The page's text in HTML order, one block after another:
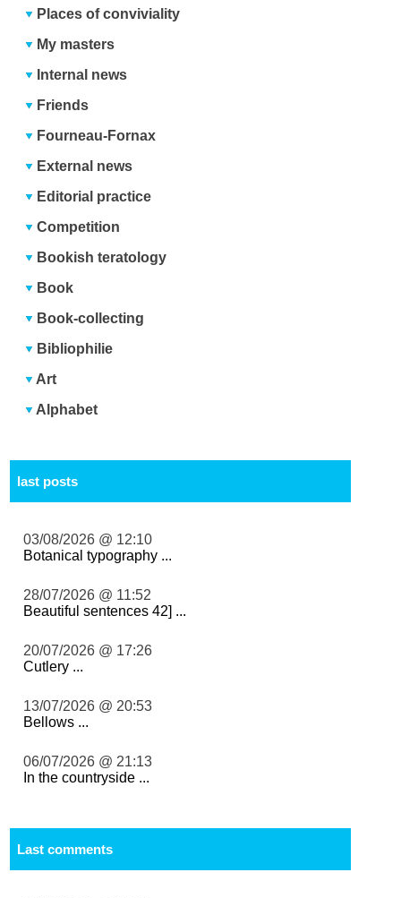
Places of conviviality
My masters
Internal news
Friends
Fourneau-Fornax
External news
Editorial practice
Competition
Bookish teratology
Book
Book-collecting
Bibliophilie
Art
Alphabet
last posts
03/08/2026 @ 12:10
Botanical typography ...
28/07/2026 @ 11:52
Beautiful sentences 42] ...
20/07/2026 @ 17:26
Cutlery ...
13/07/2026 @ 20:53
Bellows ...
06/07/2026 @ 21:13
In the countryside ...
Last comments